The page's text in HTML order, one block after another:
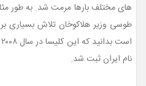
های مختلف بارها مرمت شد. به طور
طوسی وزیر هلاکوخان تلاش بسیاری
نام ایران ثبت شد.